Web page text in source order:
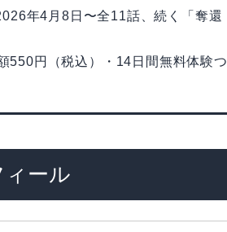
年4月8日〜全11話、続く「奪還
550円（税込）・14日間無料体験つ
ィール